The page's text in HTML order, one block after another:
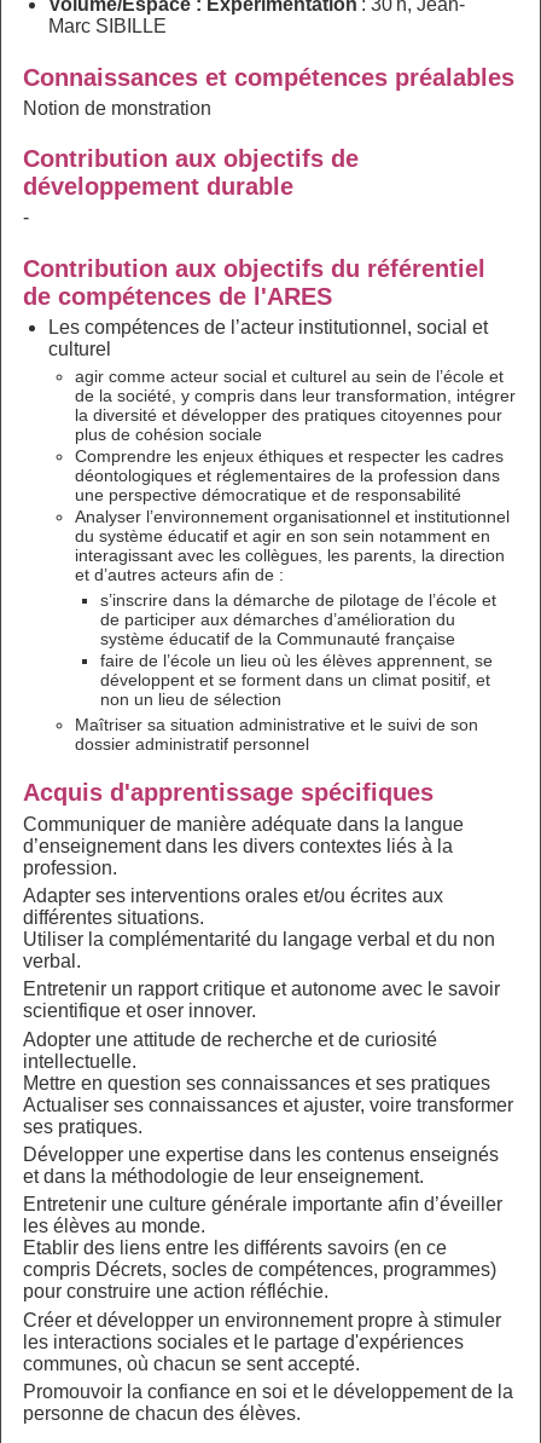
Volume/Espace : Expérimentation : 30 h, Jean-
Marc SIBILLE
Connaissances et compétences préalables
Notion de monstration
Contribution aux objectifs de
développement durable
-
Contribution aux objectifs du référentiel
de compétences de l'ARES
Les compétences de l’acteur institutionnel, social et
culturel
agir comme acteur social et culturel au sein de l’école et
de la société, y compris dans leur transformation, intégrer
la diversité et développer des pratiques citoyennes pour
plus de cohésion sociale
Comprendre les enjeux éthiques et respecter les cadres
déontologiques et réglementaires de la profession dans
une perspective démocratique et de responsabilité
Analyser l’environnement organisationnel et institutionnel
du système éducatif et agir en son sein notamment en
interagissant avec les collègues, les parents, la direction
et d’autres acteurs afin de :
s’inscrire dans la démarche de pilotage de l’école et
de participer aux démarches d’amélioration du
système éducatif de la Communauté française
faire de l’école un lieu où les élèves apprennent, se
développent et se forment dans un climat positif, et
non un lieu de sélection
Maîtriser sa situation administrative et le suivi de son
dossier administratif personnel
Acquis d'apprentissage spécifiques
Communiquer de manière adéquate dans la langue
d’enseignement dans les divers contextes liés à la
profession.
Adapter ses interventions orales et/ou écrites aux
différentes situations.
Utiliser la complémentarité du langage verbal et du non
verbal.
Entretenir un rapport critique et autonome avec le savoir
scientifique et oser innover.
Adopter une attitude de recherche et de curiosité
intellectuelle.
Mettre en question ses connaissances et ses pratiques
Actualiser ses connaissances et ajuster, voire transformer
ses pratiques.
Développer une expertise dans les contenus enseignés
et dans la méthodologie de leur enseignement.
Entretenir une culture générale importante afin d’éveiller
les élèves au monde.
Etablir des liens entre les différents savoirs (en ce
compris Décrets, socles de compétences, programmes)
pour construire une action réfléchie.
Créer et développer un environnement propre à stimuler
les interactions sociales et le partage d'expériences
communes, où chacun se sent accepté.
Promouvoir la confiance en soi et le développement de la
personne de chacun des élèves.